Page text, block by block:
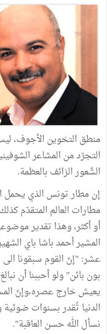
منطق التخوين الأجوف،
التجرّد من المشاعر
الشّعور الزائف بالعظمة.
إن مطار تونس الذي يحمل
مطارات العالم المتقدّم
أو أكثر، وهذا تقدير
المشير أحمد باشا باي
عشر: "إنّ القوم سبقونا
بون بائن" ولو أحببنا أن
يعيش خارج عصره،وإنّ
الدنيا تُقدر بسنوات
نسأل الله حسن العاقبة".